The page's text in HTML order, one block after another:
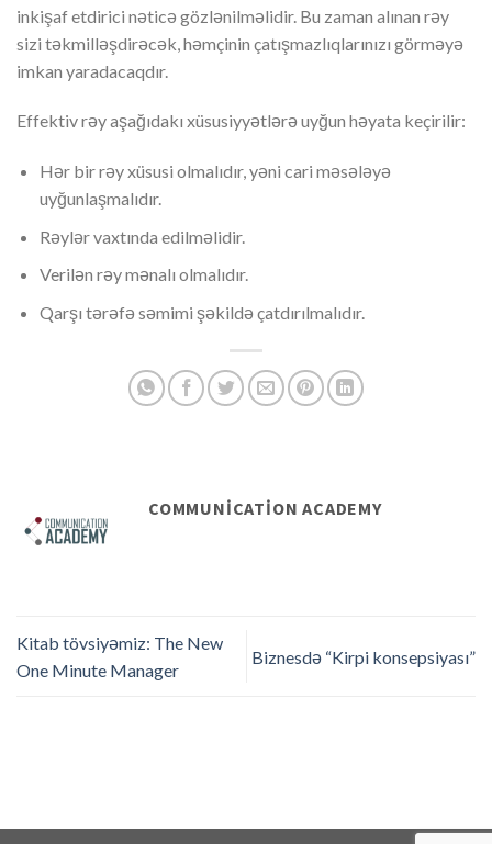
inkişaf etdirici nəticə gözlənilməlidir. Bu zaman alınan rəy
sizi təkmilləşdirəcək, həmçinin çatışmazlıqlarınızı görməyə
imkan yaradacaqdır.
Effektiv rəy aşağıdakı xüsusiyyətlərə uyğun həyata keçirilir:
Hər bir rəy xüsusi olmalıdır, yəni cari məsələyə
uyğunlaşmalıdır.
Rəylər vaxtında edilməlidir.
Verilən rəy mənalı olmalıdır.
Qarşı tərəfə səmimi şəkildə çatdırılmalıdır.
COMMUNICATION ACADEMY
Kitab tövsiyəmiz: The New
One Minute Manager
Biznesdə “Kirpi konsepsiyası”